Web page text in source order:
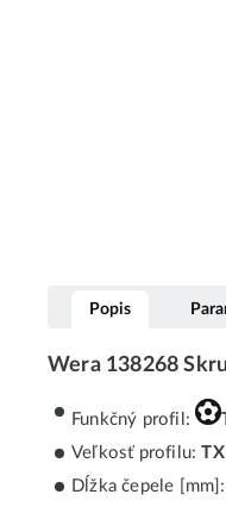
Popis
Wera 138268
Funkčný profil:
Veľkosť profilu:
Dĺžka čepele [mm]: